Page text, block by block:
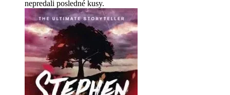
nepredali posledné kusy.